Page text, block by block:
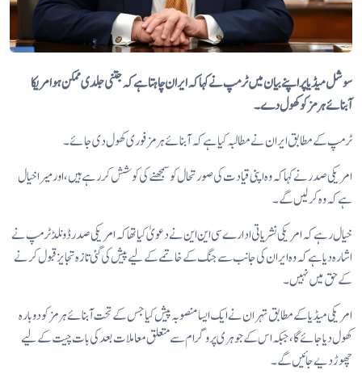
سوشل میڈیا پر اپنے بیان میں ٹرمپ نے کہا کہ ایران چاہتا ہے کہ جتنی جلدی ممکن ہو امریکا
آبنائے ہرمز کو کھول دے۔
ٹرمپ کے مطابق ایران نے مطالبہ کیا ہے کہ آبنائے ہرمز فوری کھول دی جائے۔
امریکی صدر نے کہا کہ وہ اپنی قیادت کی صورتحال کو سمجھنے کی کوشش کر رہے ہیں ، اور میرا خیال
ہے کہ وہ کر لیں گے۔
خیال رہے کہ امریکی نشریاتی ادارے سی این این نے دعویٰ کیا تھا کہ امریکی صدر ڈونلڈ ٹرمپ نے
اشارہ دیا ہے کہ وہ ایران کی جانب سے جنگ کے خاتمے کے لیے پیش کی گئی تازہ تجایز قبول کرنے
کے حق میں نہیں۔
امریکی میڈیا کے مطابق تہران نے ایک ایسا منصوبہ پیش کیا جس کے تحت آبنائے ہرمز کو دوبارہ
کھول دیا جائے گا، جبکہ اس کے جوہری پروگرام سے متعلق معاملات بعد کی بات چیت کے لیے
چھوڑ دیے جائیں گے۔